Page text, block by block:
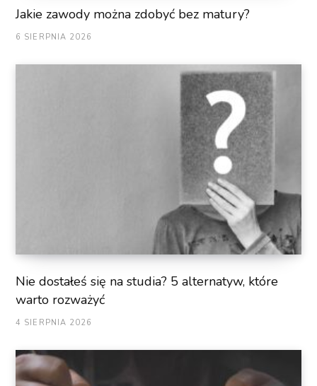
Jakie zawody można zdobyć bez matury?
6 SIERPNIA 2026
Nie dostałeś się na studia? 5 alternatyw, które
warto rozważyć
4 SIERPNIA 2026